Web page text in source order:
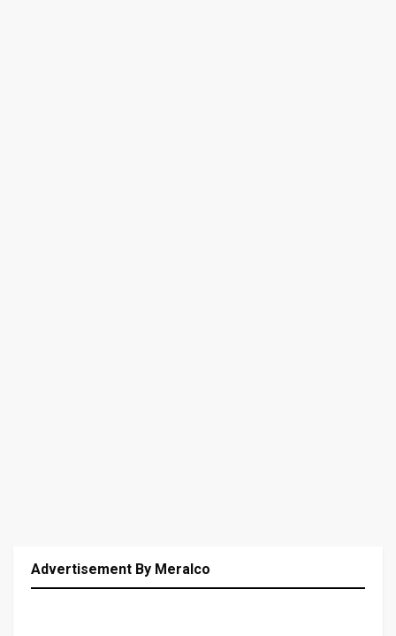
Advertisement By Meralco